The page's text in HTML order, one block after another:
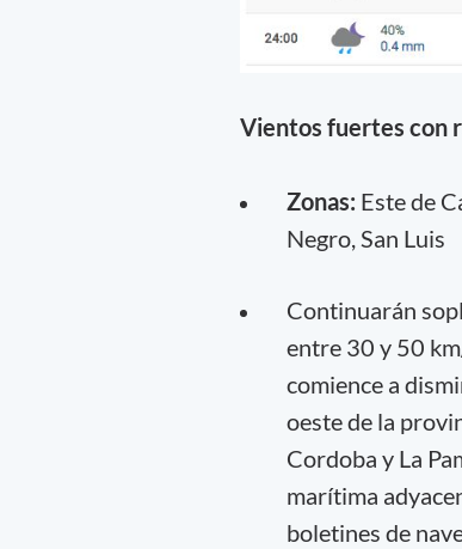
Vientos fuertes con
Zonas: Este de
Negro, San Luis
Continuarán
entre 30 y 50
comience a
oeste de la
Cordoba y La
marítima
boletines de